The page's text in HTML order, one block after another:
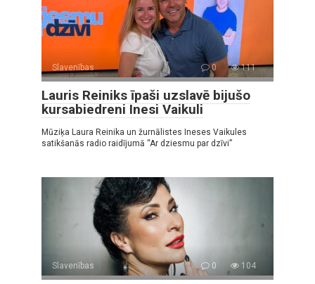
Slavenības 0 111
Lauris Reiniks īpaši uzslavē bijušo
kursabiedreni Inesi Vaikuli
Mūziķa Laura Reinika un žurnālistes Ineses Vaikules
satikšanās radio raidījumā “Ar dziesmu par dzīvi”
Slavenības 0 104